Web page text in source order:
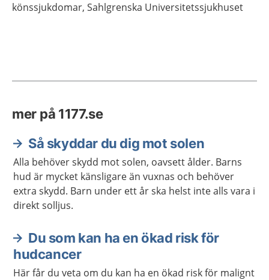
könssjukdomar, Sahlgrenska Universitetssjukhuset
mer på 1177.se
Så skyddar du dig mot solen
Alla behöver skydd mot solen, oavsett ålder. Barns
hud är mycket känsligare än vuxnas och behöver
extra skydd. Barn under ett år ska helst inte alls vara i
direkt solljus.
Du som kan ha en ökad risk för
hudcancer
Här får du veta om du kan ha en ökad risk för malignt